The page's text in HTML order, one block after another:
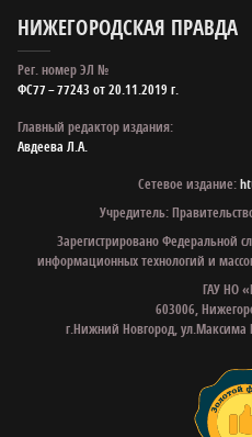
НИЖЕГОРОДСКАЯ ПРАВДА
Рег. номер ЭЛ №
ФС77 – 77243 от 20.11.2019 г.
Главный редактор издания:
Авдеева Л.А.
Сетевое издание:
Учредитель:
Зарегистрировано Федеральной
информационных технологий и
ГАУ НО
603006,
г.Нижний Новгород, ул.Максима